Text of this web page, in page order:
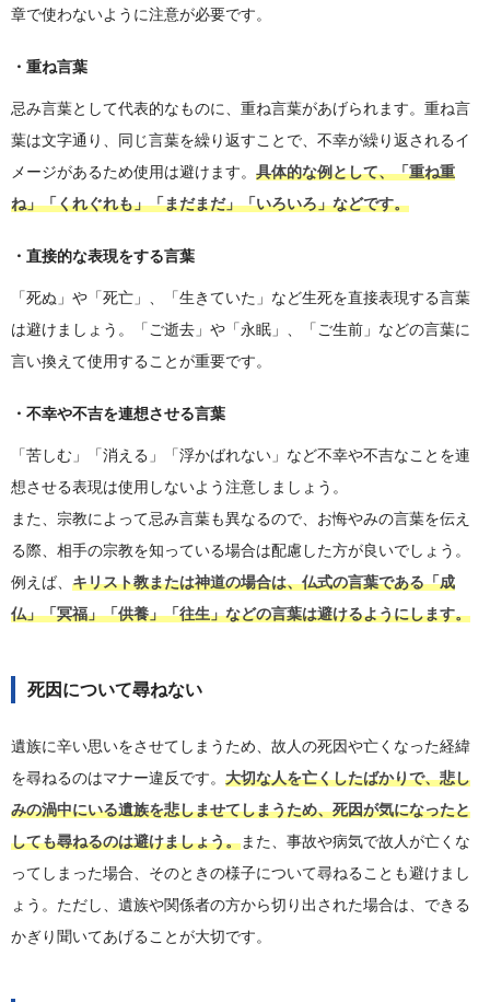
章で使わないように注意が必要です。
・重ね言葉
忌み言葉として代表的なものに、重ね言葉があげられます。重ね言
葉は文字通り、同じ言葉を繰り返すことで、不幸が繰り返されるイ
メージがあるため使用は避けます。 具体的な例として、「重ね重
ね」「くれぐれも」「まだまだ」「いろいろ」などです。
・直接的な表現をする言葉
「死ぬ」や「死亡」、「生きていた」など生死を直接表現する言葉
は避けましょう。「ご逝去」や「永眠」、「ご生前」などの言葉に
言い換えて使用することが重要です。
・不幸や不吉を連想させる言葉
「苦しむ」「消える」「浮かばれない」など不幸や不吉なことを連
想させる表現は使用しないよう注意しましょう。
また、宗教によって忌み言葉も異なるので、お悔やみの言葉を伝え
る際、相手の宗教を知っている場合は配慮した方が良いでしょう。
例えば、 キリスト教または神道の場合は、仏式の言葉である「成
仏」「冥福」「供養」「往生」などの言葉は避けるようにします。
死因について尋ねない
遺族に辛い思いをさせてしまうため、故人の死因や亡くなった経緯
を尋ねるのはマナー違反です。 大切な人を亡くしたばかりで、悲し
みの渦中にいる遺族を悲しませてしまうため、死因が気になったと
しても尋ねるのは避けましょう。また、事故や病気で故人が亡くな
ってしまった場合、そのときの様子について尋ねることも避けまし
ょう。ただし、遺族や関係者の方から切り出された場合は、できる
かぎり聞いてあげることが大切です。